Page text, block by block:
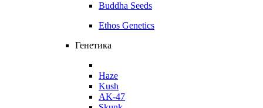
Buddha Seeds
Ethos Genetics
Генетика
Haze
Kush
AK-47